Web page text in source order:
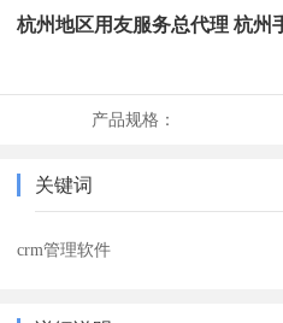
杭州地区用友服务总代理 杭州
产品规格：
关键词
crm管理软件